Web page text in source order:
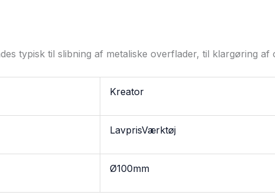
typisk til slibning af metaliske overflader, til klargøring
Kreator
LavprisVærktøj
Ø100mm